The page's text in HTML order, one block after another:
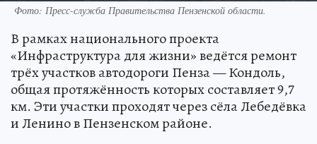
Фото: Пресс-служба Правительства Пензенской области.
В рамках национального проекта
«Инфраструктура для жизни» ведётся ремонт
трёх участков автодороги Пенза — Кондоль,
общая протяжённость которых составляет 9,7
км. Эти участки проходят через сёла Лебедёвка
и Ленино в Пензенском районе.